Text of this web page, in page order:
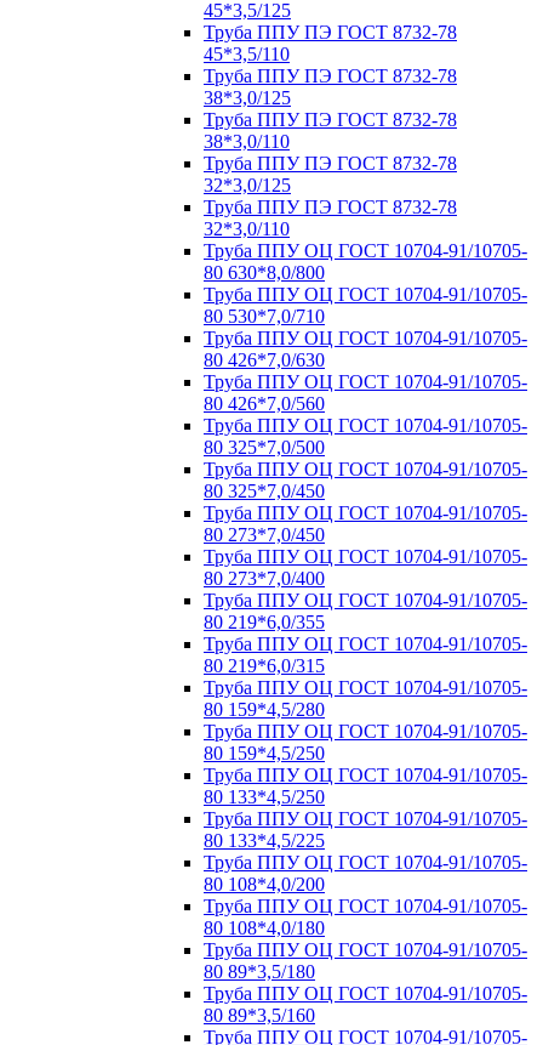
45*3,5/125
Труба ППУ ПЭ ГОСТ 8732-78
45*3,5/110
Труба ППУ ПЭ ГОСТ 8732-78
38*3,0/125
Труба ППУ ПЭ ГОСТ 8732-78
38*3,0/110
Труба ППУ ПЭ ГОСТ 8732-78
32*3,0/125
Труба ППУ ПЭ ГОСТ 8732-78
32*3,0/110
Труба ППУ ОЦ ГОСТ 10704-91/10705-
80 630*8,0/800
Труба ППУ ОЦ ГОСТ 10704-91/10705-
80 530*7,0/710
Труба ППУ ОЦ ГОСТ 10704-91/10705-
80 426*7,0/630
Труба ППУ ОЦ ГОСТ 10704-91/10705-
80 426*7,0/560
Труба ППУ ОЦ ГОСТ 10704-91/10705-
80 325*7,0/500
Труба ППУ ОЦ ГОСТ 10704-91/10705-
80 325*7,0/450
Труба ППУ ОЦ ГОСТ 10704-91/10705-
80 273*7,0/450
Труба ППУ ОЦ ГОСТ 10704-91/10705-
80 273*7,0/400
Труба ППУ ОЦ ГОСТ 10704-91/10705-
80 219*6,0/355
Труба ППУ ОЦ ГОСТ 10704-91/10705-
80 219*6,0/315
Труба ППУ ОЦ ГОСТ 10704-91/10705-
80 159*4,5/280
Труба ППУ ОЦ ГОСТ 10704-91/10705-
80 159*4,5/250
Труба ППУ ОЦ ГОСТ 10704-91/10705-
80 133*4,5/250
Труба ППУ ОЦ ГОСТ 10704-91/10705-
80 133*4,5/225
Труба ППУ ОЦ ГОСТ 10704-91/10705-
80 108*4,0/200
Труба ППУ ОЦ ГОСТ 10704-91/10705-
80 108*4,0/180
Труба ППУ ОЦ ГОСТ 10704-91/10705-
80 89*3,5/180
Труба ППУ ОЦ ГОСТ 10704-91/10705-
80 89*3,5/160
Труба ППУ ОЦ ГОСТ 10704-91/10705-